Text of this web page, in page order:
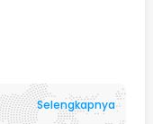
Selengkapnya